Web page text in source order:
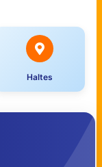
Haltes